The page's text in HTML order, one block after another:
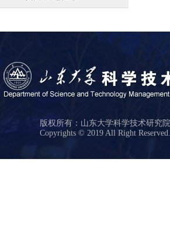
版权所有：山东大学科学技术研究
Copyrights © 2019 All Right Reserved.